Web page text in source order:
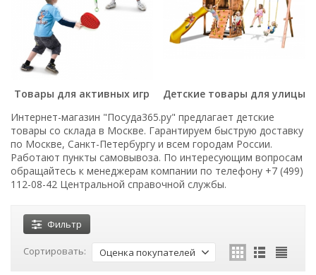
Товары для активных игр
Детские товары для улицы
Интернет-магазин "Посуда365.ру" предлагает детские
товары со склада в Москве. Гарантируем быструю доставку
по Москве, Санкт-Петербургу и всем городам России.
Работают пункты самовывоза. По интересующим вопросам
обращайтесь к менеджерам компании по телефону +7 (499)
112-08-42 Центральной справочной службы.
Фильтр
Сортировать: Оценка покупателей